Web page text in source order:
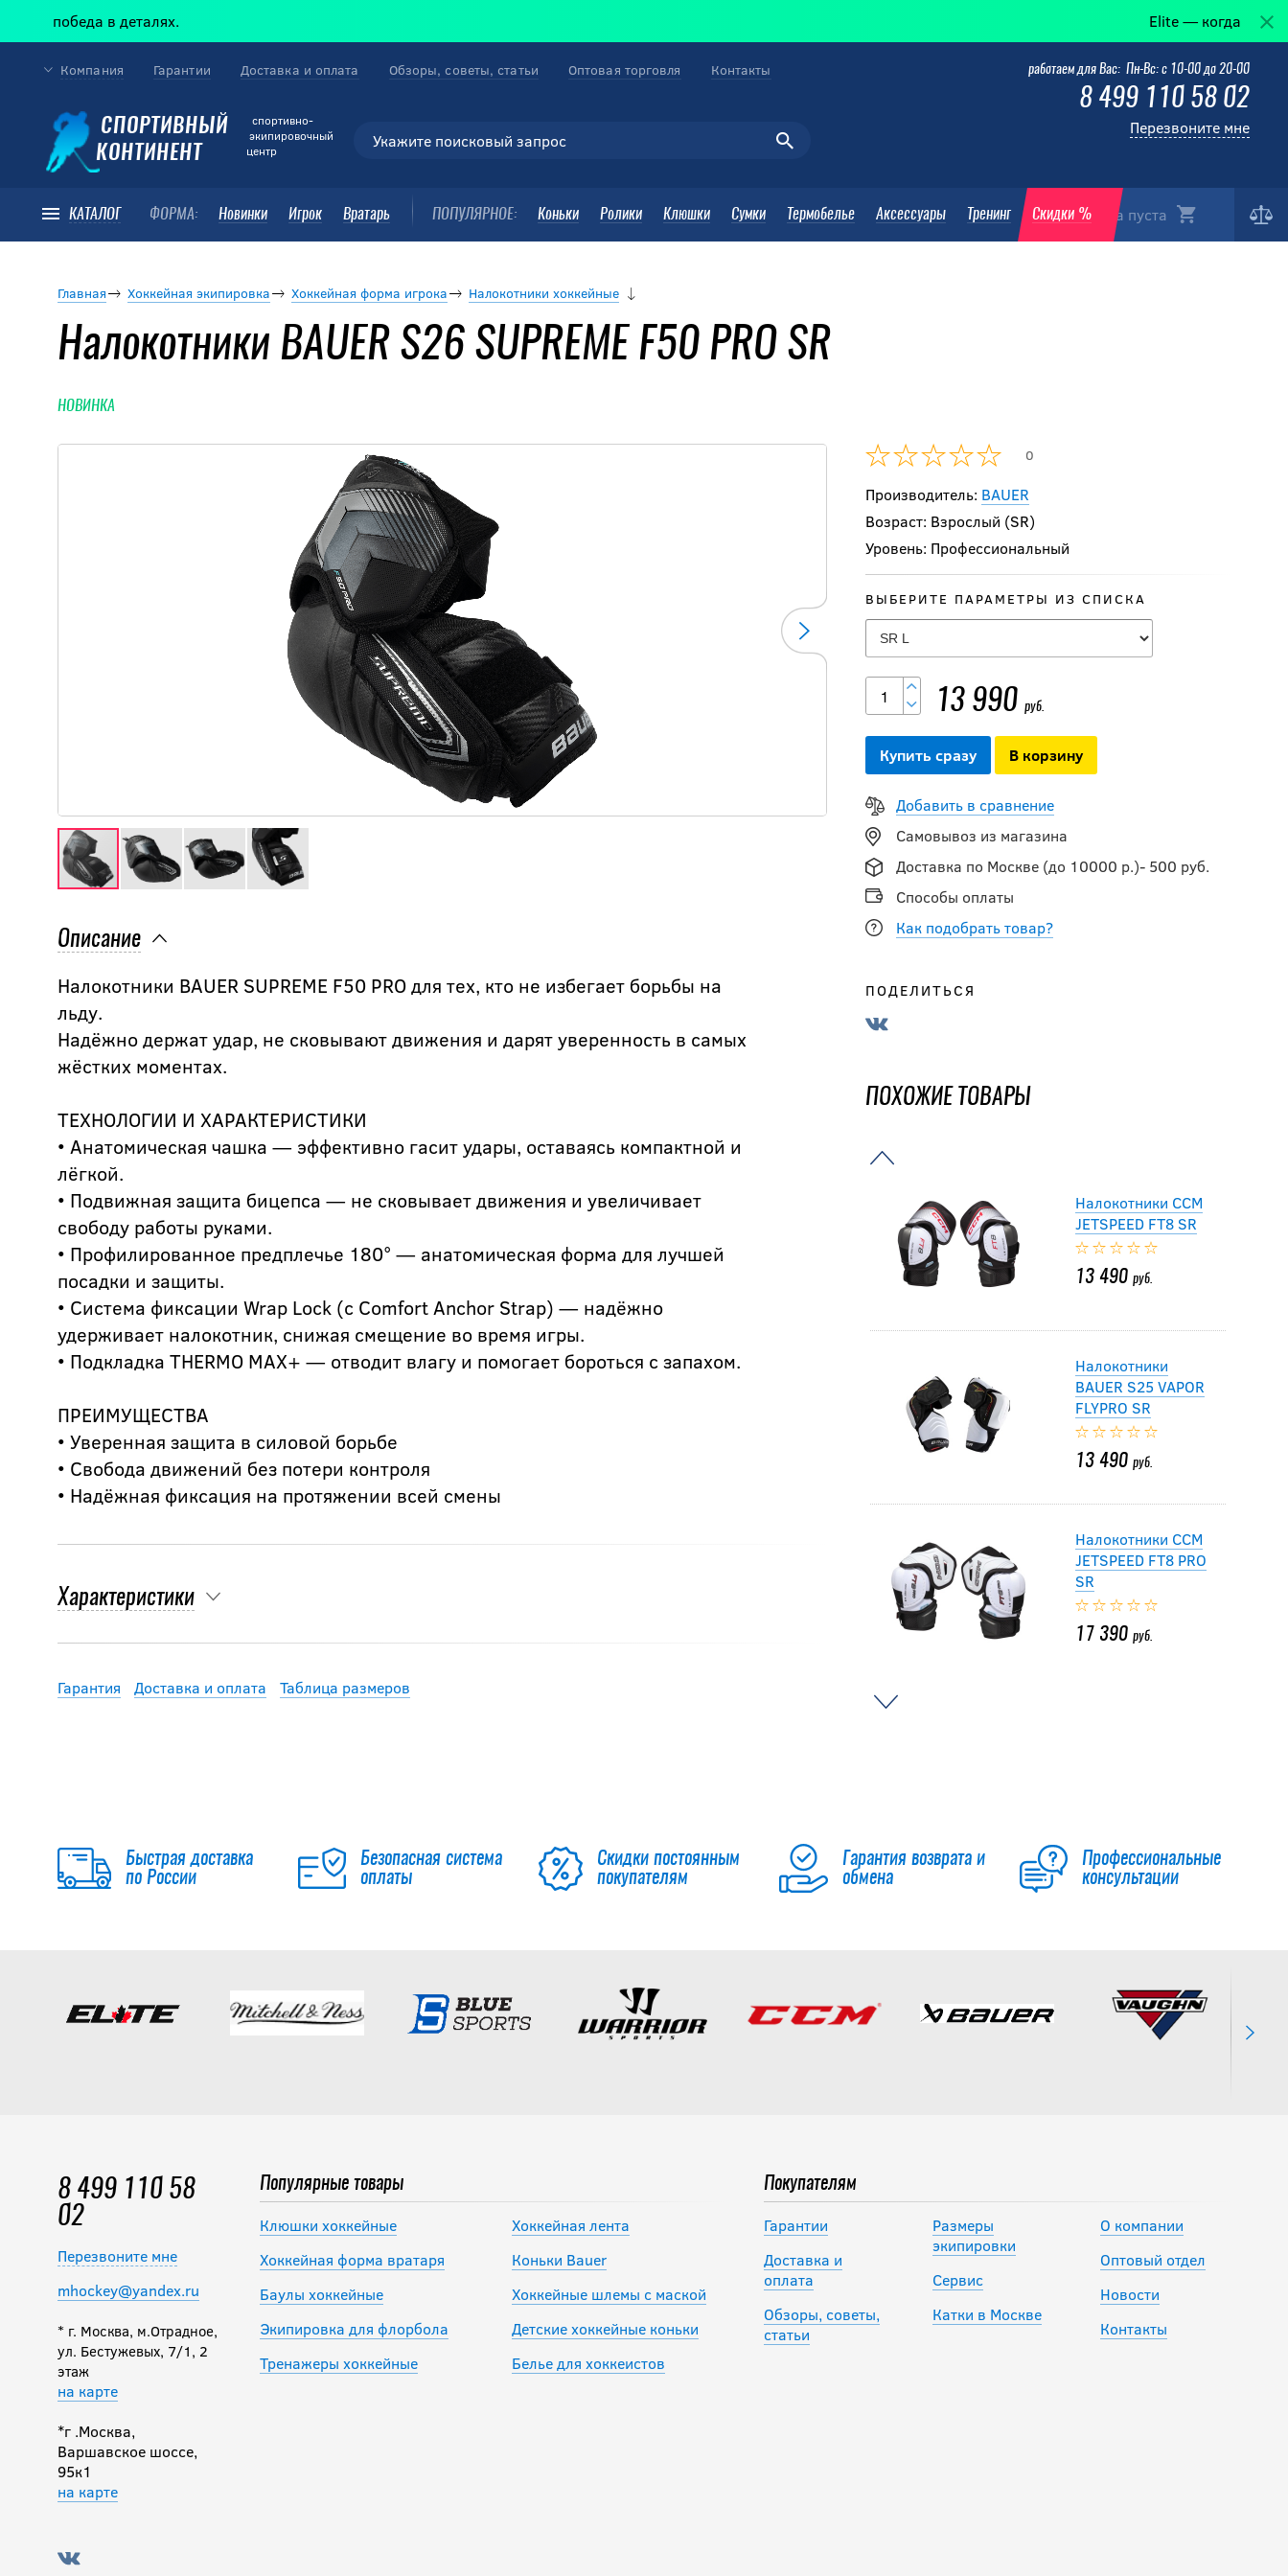
в деталях. Elite — когда победа в
СПОРТИВНЫЙ
КОНТИНЕНТ
cпортивно-
экипировочный
центр
Корзина пуста
КАТАЛОГ ФОРМА: Новинки Игрок Вратарь ПОПУЛЯРНОЕ: Коньки Ролики Клюшки Сумки Термобелье Аксессуары Тренинг Скидки %
Компания Гарантии Доставка и оплата Обзоры, советы, статьи Оптовая торговля Контакты работаем для Вас: Пн-Вс: с 10-00 до 20-00
8 499 110 58 02
Перезвоните мне
Главная Хоккейная экипировка Хоккейная форма игрока Налокотники хоккейные
Налокотники BAUER S26 SUPREME F50 PRO SR
НОВИНКА
Описание
Налокотники BAUER SUPREME F50 PRO для тех, кто не избегает борьбы на
льду.
Надёжно держат удар, не сковывают движения и дарят уверенность в самых
жёстких моментах.
ТЕХНОЛОГИИ И ХАРАКТЕРИСТИКИ
• Анатомическая чашка — эффективно гасит удары, оставаясь компактной и
лёгкой.
• Подвижная защита бицепса — не сковывает движения и увеличивает
свободу работы руками.
• Профилированное предплечье 180° — анатомическая форма для лучшей
посадки и защиты.
• Система фиксации Wrap Lock (с Comfort Anchor Strap) — надёжно
удерживает налокотник, снижая смещение во время игры.
• Подкладка THERMO MAX+ — отводит влагу и помогает бороться с запахом.
ПРЕИМУЩЕСТВА
• Уверенная защита в силовой борьбе
• Свобода движений без потери контроля
• Надёжная фиксация на протяжении всей смены
Характеристики
Гарантия Доставка и оплата Таблица размеров
0
Производитель: BAUER
Возраст: Взрослый (SR)
Уровень: Профессиональный
ВЫБЕРИТЕ ПАРАМЕТРЫ ИЗ СПИСКА
13 990 руб.
Купить сразу В корзину
Добавить в сравнение
Самовывоз из магазина
Доставка по Москве (до 10000 р.)- 500 руб.
Способы оплаты
Как подобрать товар?
ПОДЕЛИТЬСЯ
ПОХОЖИЕ ТОВАРЫ
Налокотники CCM
17 390
JS FT6 PRO SR
Налокотники CCM
JETSPEED FT8 SR
13 490руб.
Налокотники
BAUER S25 VAPOR
FLYPRO SR
13 490руб.
Налокотники CCM
JETSPEED FT8 PRO
SR
17 390руб.
10 392руб.
12 990 руб.
Налокотники
FLYPRO SR
Быстрая доставка
по России
Безопасная система
оплаты
Скидки постоянным
покупателям
Гарантия возврата и
обмена
Профессиональные
консультации
8 499 110 58
02
Перезвоните мне
mhockey@yandex.ru
* г. Москва, м.Отрадное,
ул. Бестужевых, 7/1, 2
этаж
на карте
*г .Москва,
Варшавское шоссе,
95к1
на карте
Популярные товары
Клюшки хоккейные
Хоккейная форма вратаря
Баулы хоккейные
Экипировка для флорбола
Тренажеры хоккейные
Хоккейная лента
Коньки Bauer
Хоккейные шлемы с маской
Детские хоккейные коньки
Белье для хоккеистов
Покупателям
Гарантии
Доставка и
оплата
Обзоры, советы,
статьи
Размеры
экипировки
Сервис
Катки в Москве
О компании
Оптовый отдел
Новости
Контакты